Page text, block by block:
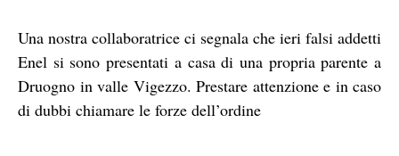
Una nostra collaboratrice ci segnala che ieri falsi addetti
Enel si sono presentati a casa di una propria parente a
Druogno in valle Vigezzo. Prestare attenzione e in caso
di dubbi chiamare le forze dell’ordine